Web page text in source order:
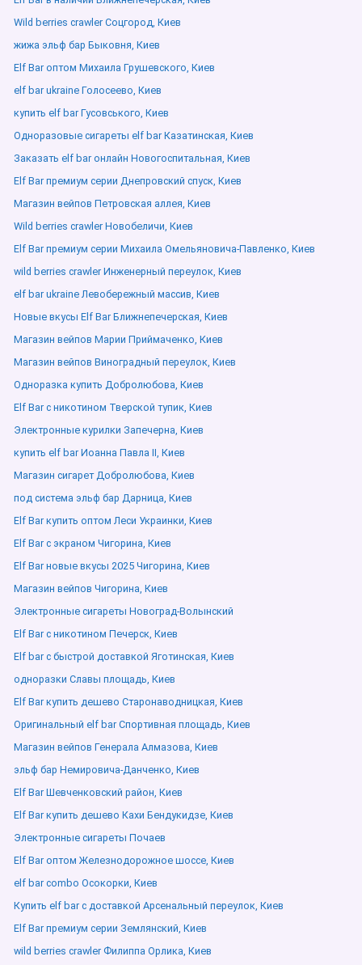
Wild berries crawler Соцгород, Киев
жижа эльф бар Быковня, Киев
Elf Bar оптом Михаила Грушевского, Киев
elf bar ukraine Голосеево, Киев
купить elf bar Гусовського, Киев
Одноразовые сигареты elf bar Казатинская, Киев
Заказать elf bar онлайн Новогоспитальная, Киев
Elf Bar премиум серии Днепровский спуск, Киев
Магазин вейпов Петровская аллея, Киев
Wild berries crawler Новобеличи, Киев
Elf Bar премиум серии Михаила Омельяновича-Павленко, Киев
wild berries crawler Инженерный переулок, Киев
elf bar ukraine Левобережный массив, Киев
Новые вкусы Elf Bar Ближнепечерская, Киев
Магазин вейпов Марии Приймаченко, Киев
Магазин вейпов Виноградный переулок, Киев
Одноразка купить Добролюбова, Киев
Elf Bar с никотином Тверской тупик, Киев
Электронные курилки Запечерна, Киев
купить elf bar Иоанна Павла ІІ, Киев
Магазин сигарет Добролюбова, Киев
под система эльф бар Дарница, Киев
Elf Bar купить оптом Леси Украинки, Киев
Elf Bar с экраном Чигорина, Киев
Elf Bar новые вкусы 2025 Чигорина, Киев
Магазин вейпов Чигорина, Киев
Электронные сигареты Новоград-Волынский
Elf Bar с никотином Печерск, Киев
Elf bar с быстрой доставкой Яготинская, Киев
одноразки Славы площадь, Киев
Elf Bar купить дешево Старонаводницкая, Киев
Оригинальный elf bar Спортивная площадь, Киев
Магазин вейпов Генерала Алмазова, Киев
эльф бар Немировича-Данченко, Киев
Elf Bar Шевченковский район, Киев
Elf Bar купить дешево Кахи Бендукидзе, Киев
Электронные сигареты Почаев
Elf Bar оптом Железнодорожное шоссе, Киев
elf bar combo Осокорки, Киев
Купить elf bar с доставкой Арсенальный переулок, Киев
Elf Bar премиум серии Землянский, Киев
wild berries crawler Филиппа Орлика, Киев